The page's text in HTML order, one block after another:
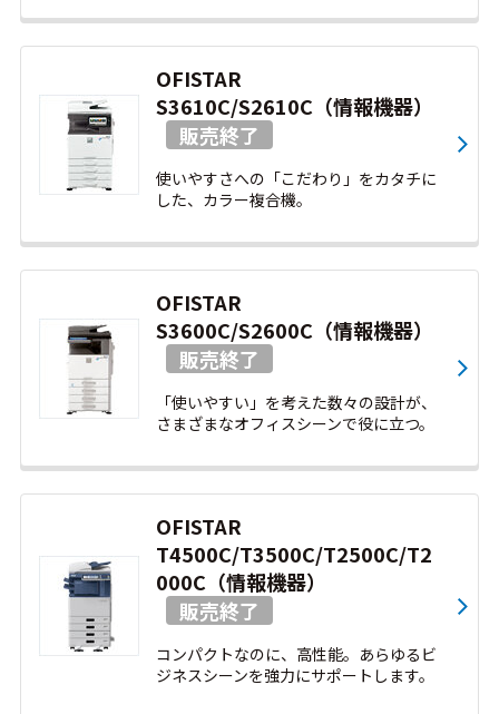
OFISTAR
S3610C/S2610C（情報機器）
使いやすさへの「こだわり」をカタチに
した、カラー複合機。
OFISTAR
S3600C/S2600C（情報機器）
「使いやすい」を考えた数々の設計が、
さまざまなオフィスシーンで役に立つ。
OFISTAR
T4500C/T3500C/T2500C/T2
000C（情報機器）
コンパクトなのに、高性能。あらゆるビ
ジネスシーンを強力にサポートします。